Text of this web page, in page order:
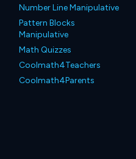
Number Line Manipulative
Pattern Blocks
Manipulative
Math Quizzes
Coolmath4Teachers
Coolmath4Parents